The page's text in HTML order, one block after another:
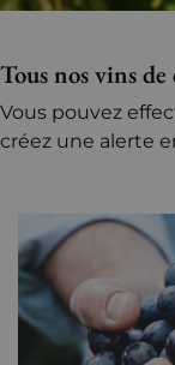
Tous nos vins
Vous pouvez
créez une alerte